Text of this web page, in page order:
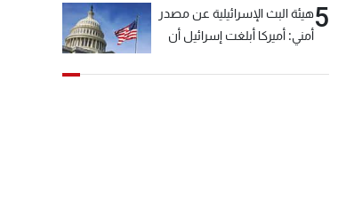
5هيئة البث الإسرائيلية عن مصدر
أمني: أميركا أبلغت إسرائيل أن